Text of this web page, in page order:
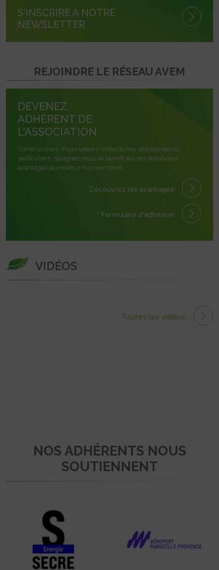
S'INSCRIRE À NOTRE
NEWSLETTER
REJOINDRE LE RÉSEAU AVEM
DEVENEZ
ADHÉRENT DE
L'ASSOCIATION
Constructeurs, importateurs, collectivités, entreprises ou
particuliers, rejoignez-nous et bénéficiez des nombreux
avantages accordés à nos membres.
Découvrez les avantages
Formulaire d'adhésion
VIDÉOS
Toutes les vidéos
NOS ADHÉRENTS NOUS
SOUTIENNENT